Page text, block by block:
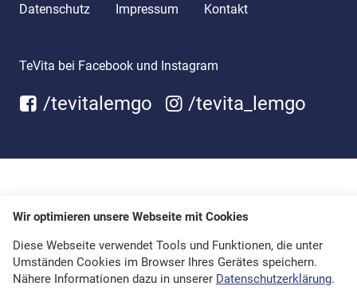
Datenschutz Impressum Kontakt
TeVita bei Facebook und Instagram
/tevitalemgo /tevita_lemgo
Wir optimieren unsere Webseite mit Cookies
Diese Webseite verwendet Tools und Funktionen, die unter
Umständen Cookies im Browser Ihres Gerätes speichern.
Nähere Informationen dazu in unserer Datenschutzerklärung.